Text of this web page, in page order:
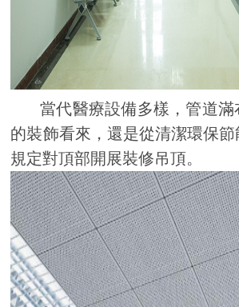
當代醫療設備多樣，管道滿
的裝飾看來，還是從清潔環保
規定對頂部開展裝修吊頂。